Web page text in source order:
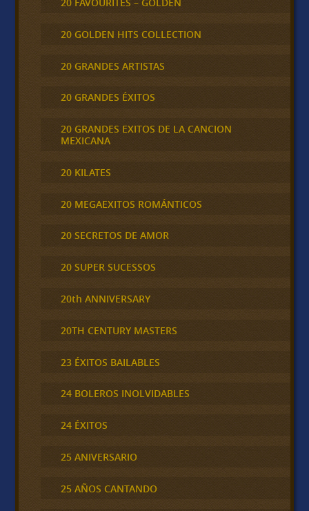
20 GOLDEN HITS COLLECTION
20 GRANDES ARTISTAS
20 GRANDES ÉXITOS
20 GRANDES EXITOS DE LA CANCION
MEXICANA
20 KILATES
20 MEGAEXITOS ROMÁNTICOS
20 SECRETOS DE AMOR
20 SUPER SUCESSOS
20th ANNIVERSARY
20TH CENTURY MASTERS
23 ÉXITOS BAILABLES
24 BOLEROS INOLVIDABLES
24 ÉXITOS
25 ANIVERSARIO
25 AÑOS CANTANDO